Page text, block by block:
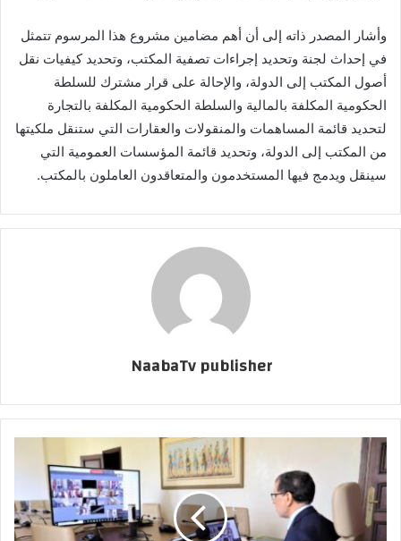
وأشار المصدر ذاته إلى أن أهم مضامين مشروع هذا المرسوم تتمثل
في إحداث لجنة وتحديد إجراءات تصفية المكتب، وتحديد كيفيات نقل
أصول المكتب إلى الدولة، والإحالة على قرار مشترك للسلطة
الحكومية المكلفة بالمالية والسلطة الحكومية المكلفة بالتجارة
لتحديد قائمة المساهمات والمنقولات والعقارات التي ستنقل ملكيتها
من المكتب إلى الدولة، وتحديد قائمة المؤسسات العمومية التي
سينقل ويدمج فيها المستخدمون والمتعاقدون العاملون بالمكتب.
NaabaTv publisher